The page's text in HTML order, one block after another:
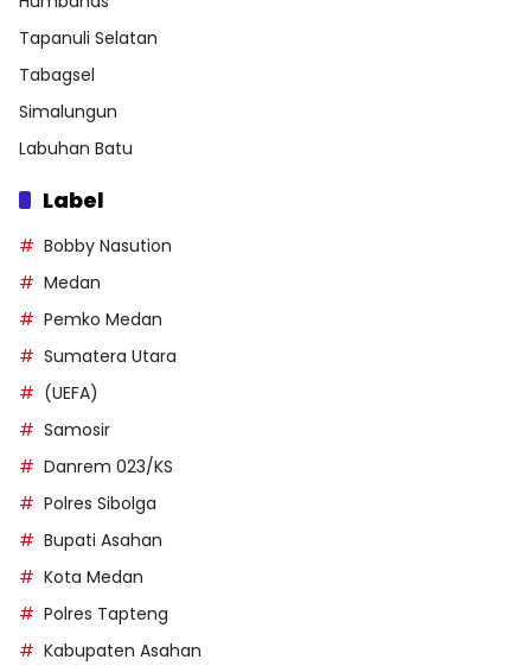
Tapanuli Selatan
Tabagsel
Simalungun
Labuhan Batu
Label
Bobby Nasution
Medan
Pemko Medan
Sumatera Utara
(UEFA)
Samosir
Danrem 023/KS
Polres Sibolga
Bupati Asahan
Kota Medan
Polres Tapteng
Kabupaten Asahan